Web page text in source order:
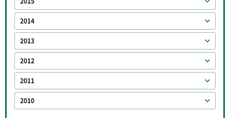
2014
2013
2012
2011
2010